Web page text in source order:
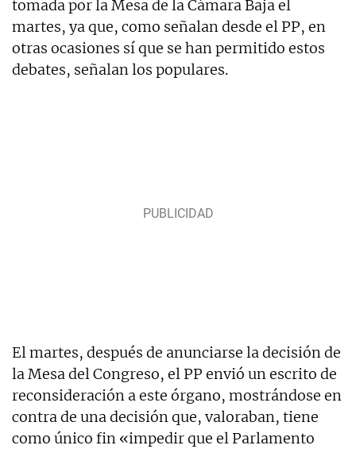
tomada por la Mesa de la Cámara Baja el
martes, ya que, como señalan desde el PP, en
otras ocasiones sí que se han permitido estos
debates, señalan los populares.
El martes, después de anunciarse la decisión de
la Mesa del Congreso, el PP envió un escrito de
reconsideración a este órgano, mostrándose en
contra de una decisión que, valoraban, tiene
como único fin «impedir que el Parlamento